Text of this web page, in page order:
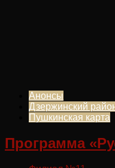
Анонсы
Дзержинский
Пушкинская карта
Программа